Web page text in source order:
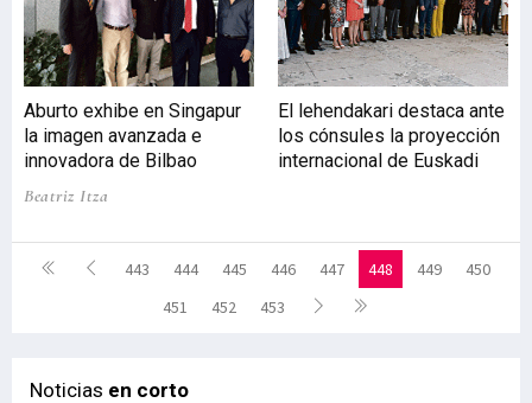
Aburto exhibe en Singapur
la imagen avanzada e
innovadora de Bilbao
Beatriz Itza
El lehendakari destaca ante
los cónsules la proyección
internacional de Euskadi
443 444 445 446 447 448 449
450
451
452 453
Noticias en corto